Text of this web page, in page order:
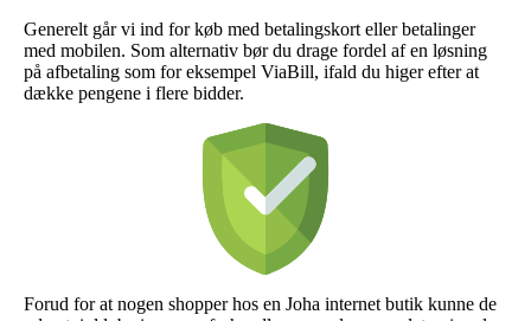
Generelt går vi ind for køb med betalingskort eller betalinger
med mobilen. Som alternativ bør du drage fordel af en løsning
på afbetaling som for eksempel ViaBill, ifald du higer efter at
dække pengene i flere bidder.
Forud for at nogen shopper hos en Joha internet butik kunne de